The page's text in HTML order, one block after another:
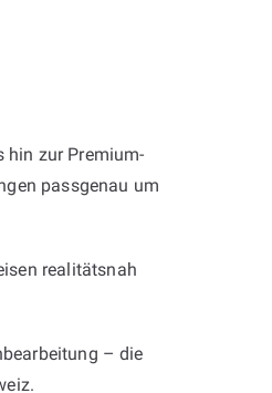
hin zur Premium-
passgenau um
realitätsnah
– die